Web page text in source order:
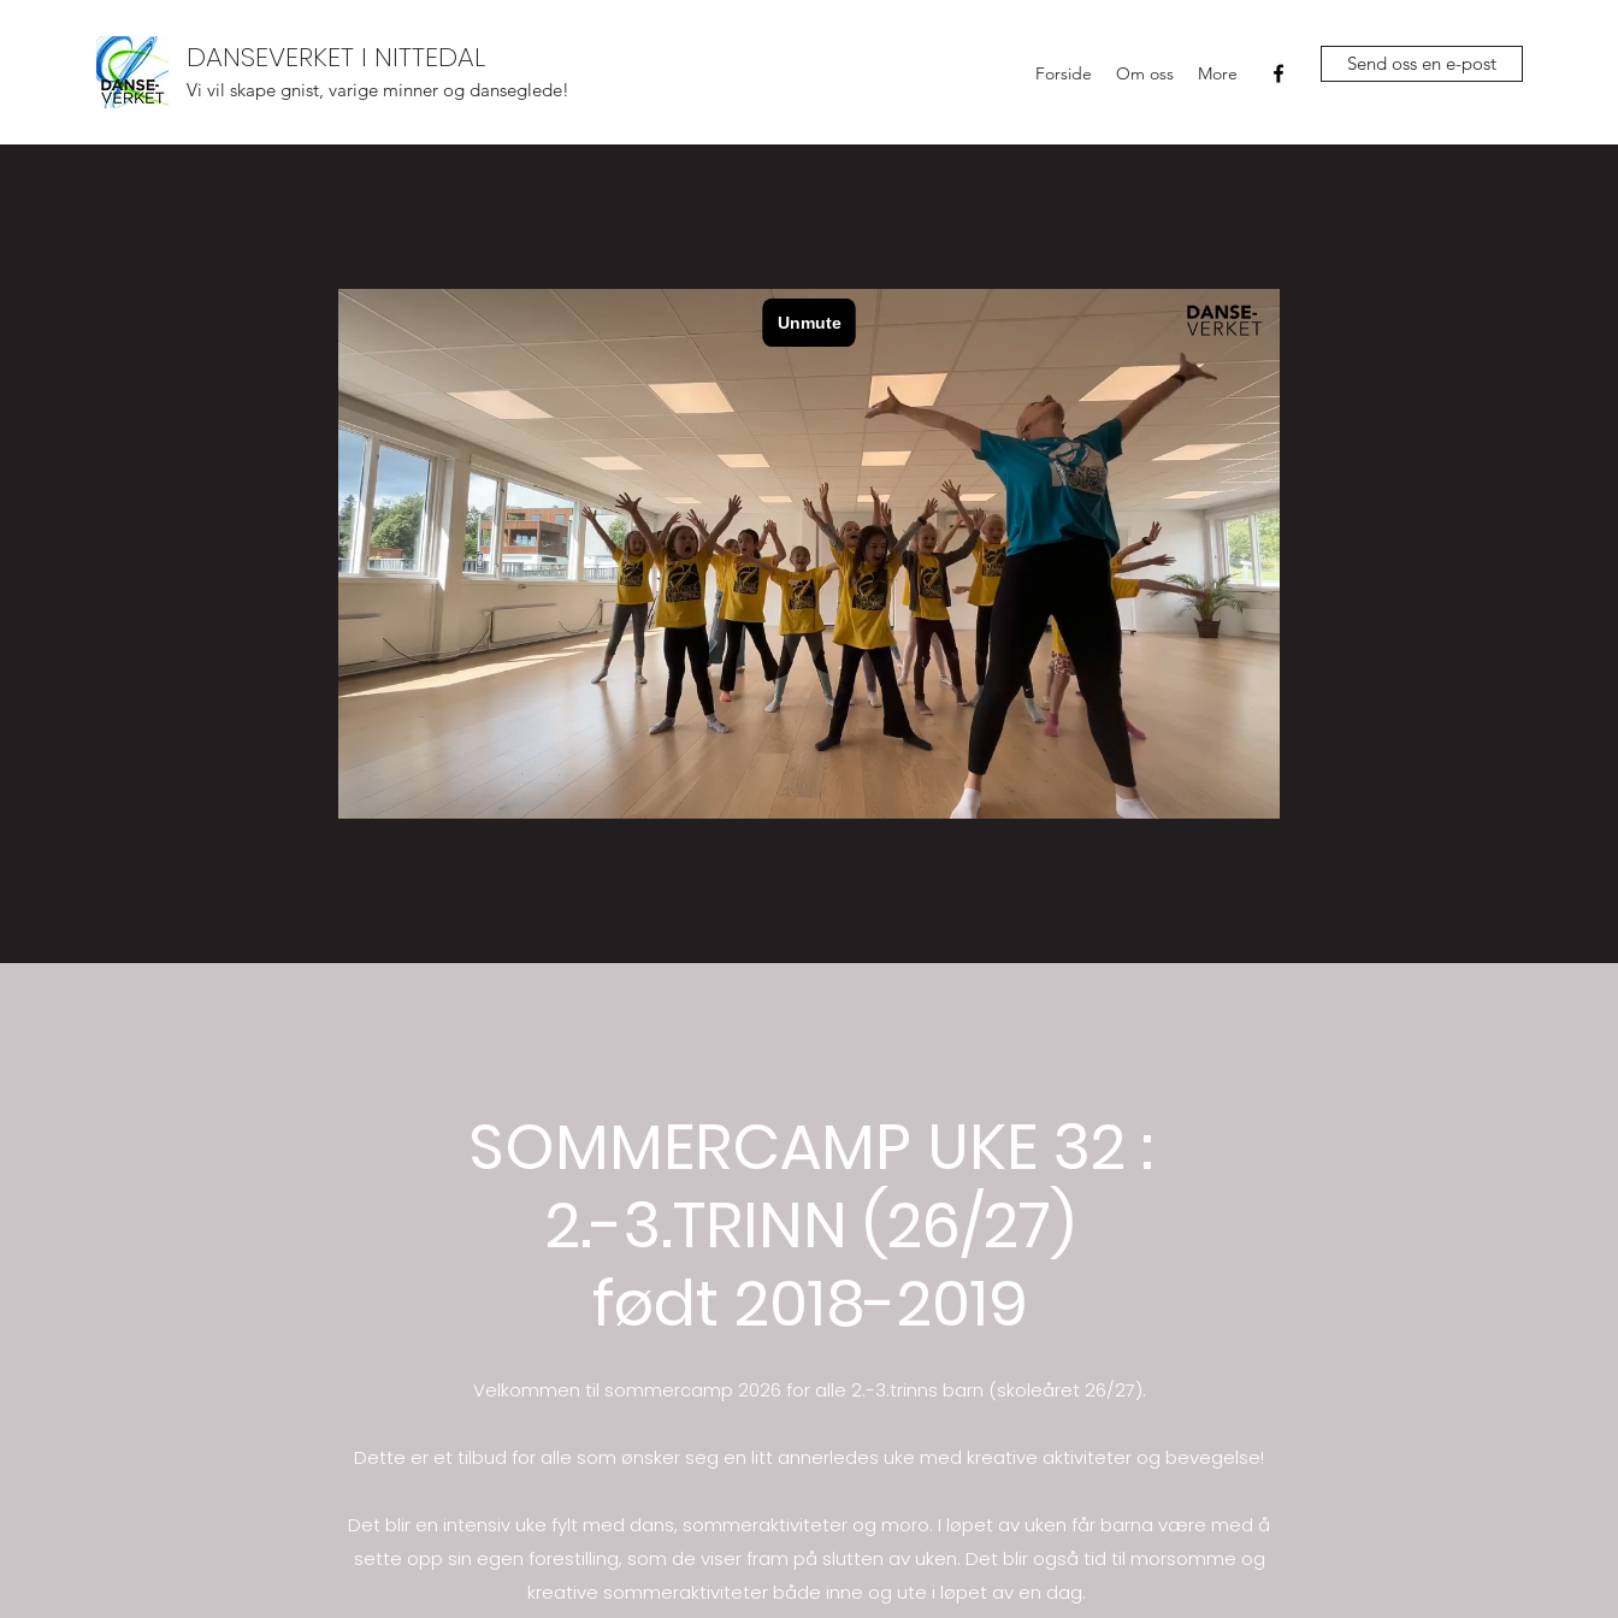
DANSEVERKET I NITTEDAL
Vi vil skape gnist, varige minner og danseglede!
Forside Om oss More Send oss en e-post
SOMMERCAMP UKE 32 :
2.-3.TRINN (26/27)
født 2018-2019
Velkommen til sommercamp 2026 for alle 2.-3.trinns barn (skoleåret 26/27).
Dette er et tilbud for alle som ønsker seg en litt annerledes uke med kreative aktiviteter og bevegelse!
Det blir en intensiv uke fylt med dans, sommeraktiviteter og moro. I løpet av uken får barna være med å
sette opp sin egen forestilling, som de viser fram på slutten av uken. Det blir også tid til morsomme og
kreative sommeraktiviteter både inne og ute i løpet av en dag.